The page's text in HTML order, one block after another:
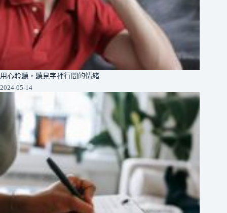
用心聆聽，聽見字裡行間的情緒
2024-05-14